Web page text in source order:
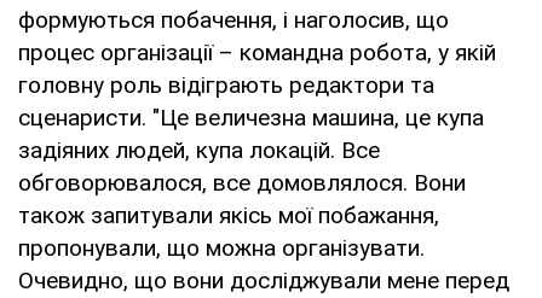
формуються побачення, і наголосив, що
процес організації – командна робота, у якій
головну роль відіграють редактори та
сценаристи. "Це величезна машина, це купа
задіяних людей, купа локацій. Все
обговорювалося, все домовлялося. Вони
також запитували якісь мої побажання,
пропонували, що можна організувати.
Очевидно, що вони досліджували мене перед